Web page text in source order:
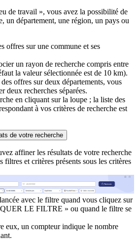
de travail », vous avez la possibilité de
un département, une région, un pays ou
offres sur une commune et ses
un rayon de recherche compris entre
la valeur sélectionnée est de 10 km).
offres sur deux départements, vous
deux recherches séparées.
en cliquant sur la loupe ; la liste des
à vos critères de recherche est
de votre recherche
affiner les résultats de votre recherche
filtres et critères présents sous les critères
avec le filtre quand vous cliquez sur
LE FILTRE » ou quand le filtre se
eux, un compteur indique le nombre